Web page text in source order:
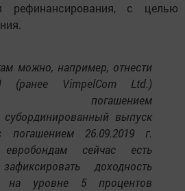
рефинансирования, с целью
можно, например, отнести
(ранее VimpelCom Ltd.)
субординированный выпуск
погашением 26.09.2019 г.
сейчас есть
доходность
на уровне 5 процентов